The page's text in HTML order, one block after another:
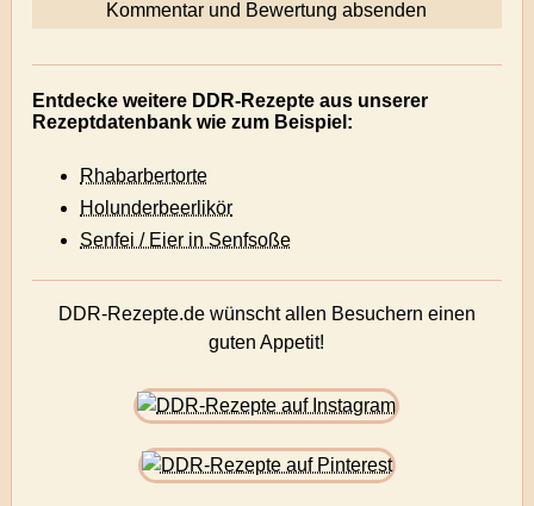
Entdecke weitere DDR-Rezepte aus unserer
Rezeptdatenbank wie zum Beispiel:
Rhabarbertorte
Holunderbeerlikör
Senfei / Eier in Senfsoße
DDR-Rezepte.de wünscht allen Besuchern einen
guten Appetit!